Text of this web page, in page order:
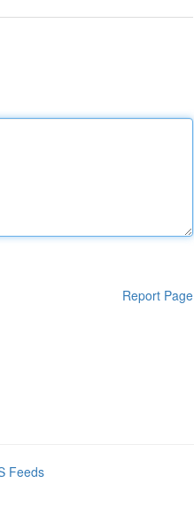
Report Page
Feeds